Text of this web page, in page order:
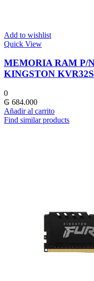
Add to wishlist
Quick View
MEMORIA RAM P/
KINGSTON
0
₲ 684.000
Añadir al carrito
Find similar products